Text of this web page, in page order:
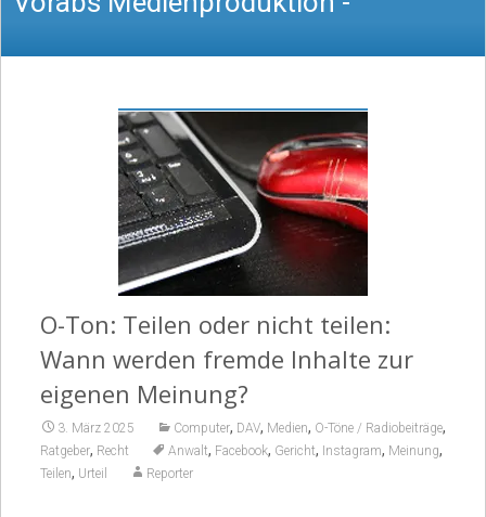
Nachrichten, Texte, Podcast, O-Töne,
O-Ton: Teilen oder nicht teilen:
Wann werden fremde Inhalte zur
eigenen Meinung?
3. März 2025 Computer, DAV, Medien, O-Töne / Radiobeiträge,
Ratgeber, Recht Anwalt, Facebook, Gericht, Instagram, Meinung,
Teilen, Urteil Reporter